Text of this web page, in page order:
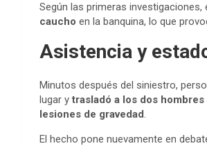
Según las primeras
caucho en la banquina, lo que
Asistencia y
Minutos después del siniestro,
lugar ytrasladó a los dos
lesiones de gravedad.
El hecho pone nuevamente en